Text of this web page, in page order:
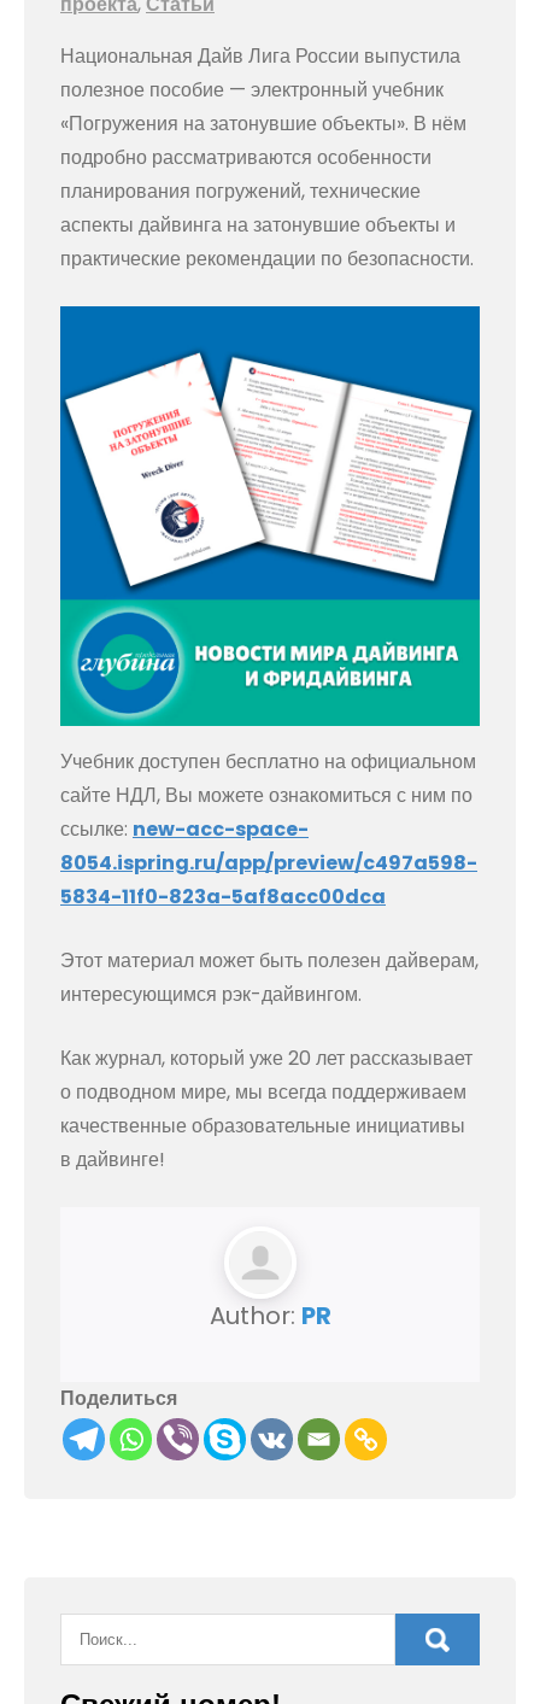
Национальная Дайв Лига России выпустила
полезное пособие — электронный учебник
«Погружения на затонувшие объекты». В нём
подробно рассматриваются особенности
планирования погружений, технические
аспекты дайвинга на затонувшие объекты и
практические рекомендации по безопасности.
Учебник доступен бесплатно на официальном
сайте НДЛ, Вы можете ознакомиться с ним по
ссылке: new-acc-space-
8054.ispring.ru/app/preview/c497a598-
5834-11f0-823a-5af8acc00dca
Этот материал может быть полезен дайверам,
интересующимся рэк-дайвингом.
Как журнал, который уже 20 лет рассказывает
о подводном мире, мы всегда поддерживаем
качественные образовательные инициативы
в дайвинге!
Author: PR
Поделиться